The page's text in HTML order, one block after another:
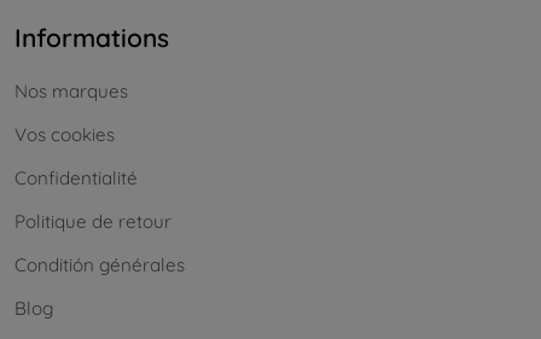
Informations
Nos marques
Vos cookies
Confidentialité
Politique de retour
Conditión générales
Blog